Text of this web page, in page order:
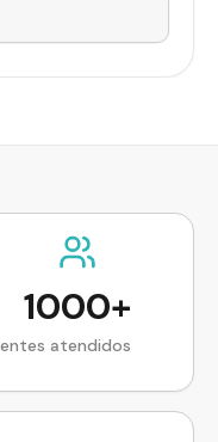
1000+
atendidos